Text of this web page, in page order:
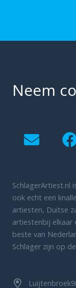
Neem
SchlagerArtiest.nl
ook echt een
artiesten, Duitse
artiestenbij elkaar
beste van
Schlager zijn op